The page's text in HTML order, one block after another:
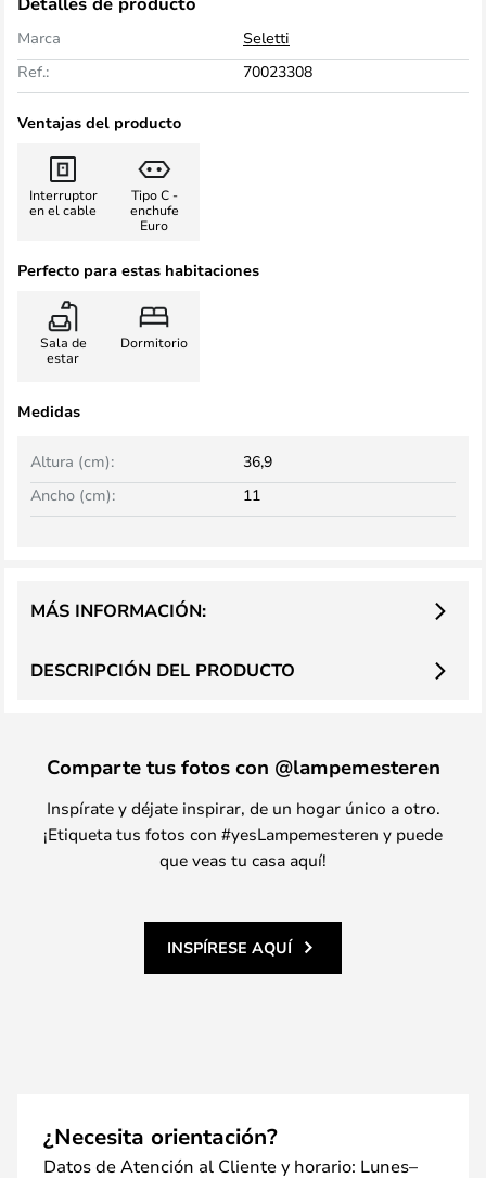
Marca
Seletti
Ref.:
70023308
Ventajas del producto
Interruptor
en el cable
Tipo C -
enchufe
Euro
Perfecto para estas habitaciones
Sala de
estar
Dormitorio
Medidas
Ancho (cm): 11
Altura (cm): 36,9
DESCRIPCIÓN DEL PRODUCTO
MÁS INFORMACIÓN:
Comparte tus fotos con @lampemesteren
Inspírate y déjate inspirar, de un hogar único a otro.
¡Etiqueta tus fotos con #yesLampemesteren y puede
que veas tu casa aquí!
INSPÍRESE AQUÍ
¿Necesita orientación?
Datos de Atención al Cliente y horario: Lunes–